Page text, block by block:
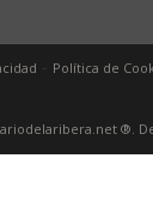
Política de
®.